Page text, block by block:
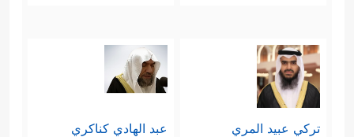
تركي عبيد المري عبد الهادي كناكري